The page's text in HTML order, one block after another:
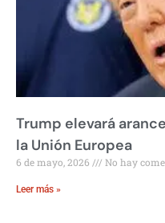
Trump elevará
la Unión Europea
6 de mayo, 2026 No hay
Leer más »